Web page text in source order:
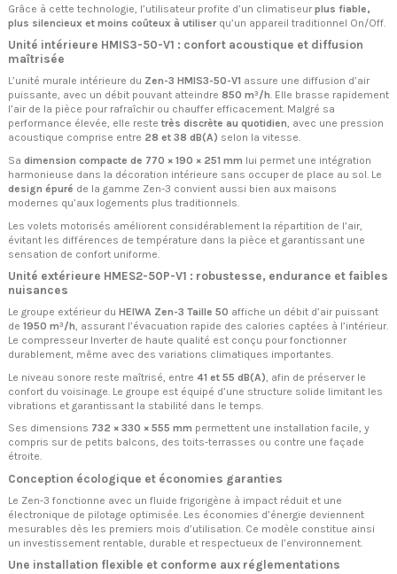
Grâce à cette technologie, l’utilisateur profite d’un climatiseur plus fiable,
plus silencieux et moins coûteux à utiliserqu’un appareil traditionnel On/Off.
Unité intérieure HMIS3-50-V1 : confort acoustique et diffusion
maîtrisée
L’unité murale intérieure du Zen-3 HMIS3-50-V1 assure une diffusion d’air
puissante, avec un débit pouvant atteindre 850 m³/h. Elle brasse rapidement
l’air de la pièce pour rafraîchir ou chauffer efficacement. Malgré sa
performance élevée, elle reste très discrète au quotidien, avec une pression
acoustique comprise entre 28 et 38 dB(A) selon la vitesse.
Sa dimension compacte de 770 × 190 × 251 mm lui permet une intégration
harmonieuse dans la décoration intérieure sans occuper de place au sol. Le
design épuré de la gamme Zen-3 convient aussi bien aux maisons
modernes qu’aux logements plus traditionnels.
Les volets motorisés améliorent considérablement la répartition de l’air,
évitant les différences de température dans la pièce et garantissant une
sensation de confort uniforme.
Unité extérieure HMES2-50P-V1 : robustesse, endurance et faibles
nuisances
Le groupe extérieur du HEIWA Zen-3 Taille 50 affiche un débit d’air puissant
de 1950 m³/h, assurant l’évacuation rapide des calories captées à l’intérieur.
Le compresseur Inverter de haute qualité est conçu pour fonctionner
durablement, même avec des variations climatiques importantes.
Le niveau sonore reste maîtrisé, entre 41 et 55 dB(A) , afin de préserver le
confort du voisinage. Le groupe est équipé d’une structure solide limitant les
vibrations et garantissant la stabilité dans le temps.
Ses dimensions 732 × 330 × 555 mm permettent une installation facile, y
compris sur de petits balcons, des toits-terrasses ou contre une façade
étroite.
Conception écologique et économies garanties
Le Zen-3 fonctionne avec un fluide frigorigène à impact réduit et une
électronique de pilotage optimisée. Les économies d’énergie deviennent
mesurables dès les premiers mois d’utilisation. Ce modèle constitue ainsi
un investissement rentable, durable et respectueux de l’environnement.
Une installation flexible et conforme aux réglementations